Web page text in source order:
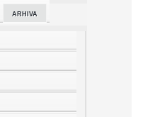
Spremaju ugovor koji će
jutra: Na Batrovcima
ARHIVA